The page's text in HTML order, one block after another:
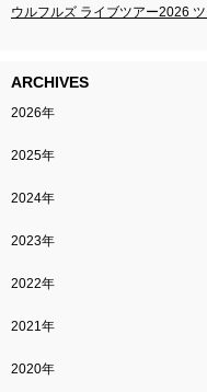
ウルフルズ ライブツアー2026
ARCHIVES
2026年
2025年
2024年
2023年
2022年
2021年
2020年